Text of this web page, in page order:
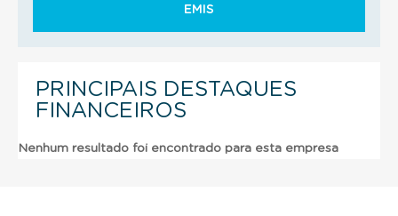
EMIS
PRINCIPAIS DESTAQUES
FINANCEIROS
Nenhum resultado foi encontrado para esta empresa